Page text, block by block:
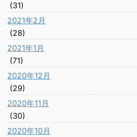
(31)
2021年2月
(28)
2021年1月
(71)
2020年12月
(29)
2020年11月
(30)
2020年10月